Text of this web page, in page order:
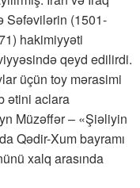
Səfəvilərin (1501-
hakimiyyəti
qeyd edilirdi.
üçün toy mərasimi
ətini aclara
Müzəffər – «Şiəliyin
Qədir-Xum bayramı
xalq arasında